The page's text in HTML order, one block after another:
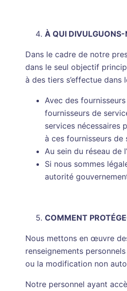
À QUI DIVULGUONS-
Dans le cadre de notre
dans le seul objectif
à des tiers s’effectue dans
Avec des
fournisseurs de
services nécessaires
à ces fournisseurs de
Au sein du réseau de
Si nous sommes
autorité
COMMENT
Nous mettons en œuvre
renseignements
ou la modification non
Notre personnel ayant